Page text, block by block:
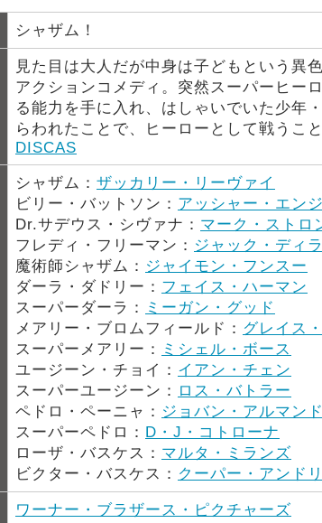
シャザム！
見た目は大人だが中身は子どもという異
アクションコメディ。突然スーパーヒー
る能力を手に入れ、はしゃいでいた少年
らわれたことで、ヒーローとして戦うこ
DISCAS
シャザム： ザッカリー・リーヴァイ
ビリー・バットソン： アッシャー・エン
Dr.サデウス・シヴァナ： マーク・ストロ
フレディ・フリーマン： ジャック・ディ
魔術師シャザム： ジャイモン・フンスー
ダーラ・ダドリー： フェイス・ハーマン
スーパーダーラ：
ミーガン・グッド
メアリー・ブロムフィールド： グレイス
スーパーメアリー：
ミシェル・ボース
ユージーン・チョイ： イアン・チェン
スーパーユージーン： ロス・バトラー
ペドロ・ペーニャ： ジョバン・アルマンド
スーパーペドロ： D・J・コトローナ
ローザ・バスケス： マルタ・ミランズ
ビクター・バスケス： クーパー・アンド
ワーナー・ブラザース・ピクチャーズ